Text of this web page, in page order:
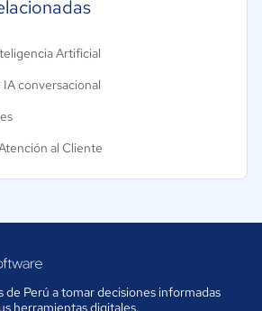
Artificial
conversacional
al Cliente
de Perú a tomar decisiones informadas
herramientas digitales.